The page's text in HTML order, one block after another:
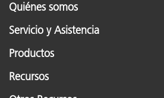
Quiénes somos
Servicio y Asistencia
Productos
Recursos